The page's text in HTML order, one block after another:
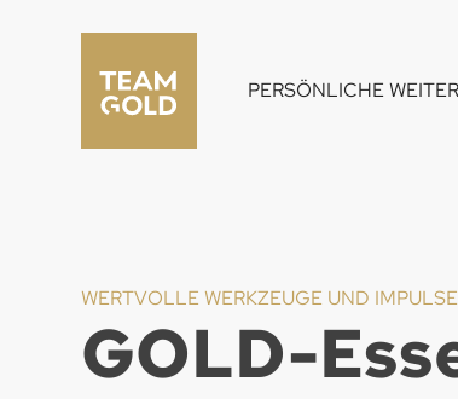
PERSÖNLICHE
WERTVOLLE WERKZEUGE UND IMPULSE
GOLD-